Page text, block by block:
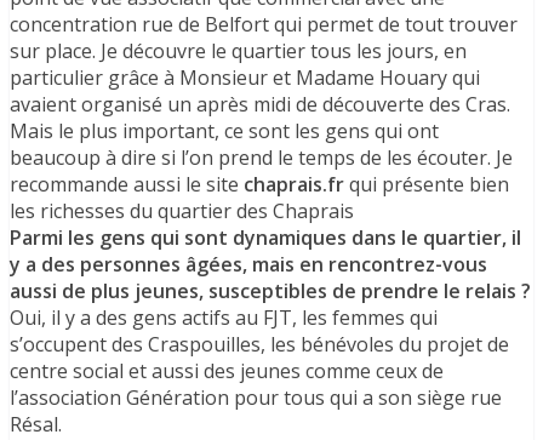
concentration rue de Belfort qui permet de tout trouver
sur place. Je découvre le quartier tous les jours, en
particulier grâce à Monsieur et Madame Houary qui
avaient organisé un après midi de découverte des Cras.
Mais le plus important, ce sont les gens qui ont
beaucoup à dire si l’on prend le temps de les écouter. Je
recommande aussi le site chaprais.frqui présente bien
les richesses du quartier des Chaprais
Parmi les gens qui sont dynamiques dans le quartier, il
y a des personnes âgées, mais en rencontrez-vous
aussi de plus jeunes, susceptibles de prendre le relais ?
Oui, il y a des gens actifs au FJT, les femmes qui
s’occupent des Craspouilles, les bénévoles du projet de
centre social et aussi des jeunes comme ceux de
l’association Génération pour tous qui a son siège rue
Résal.